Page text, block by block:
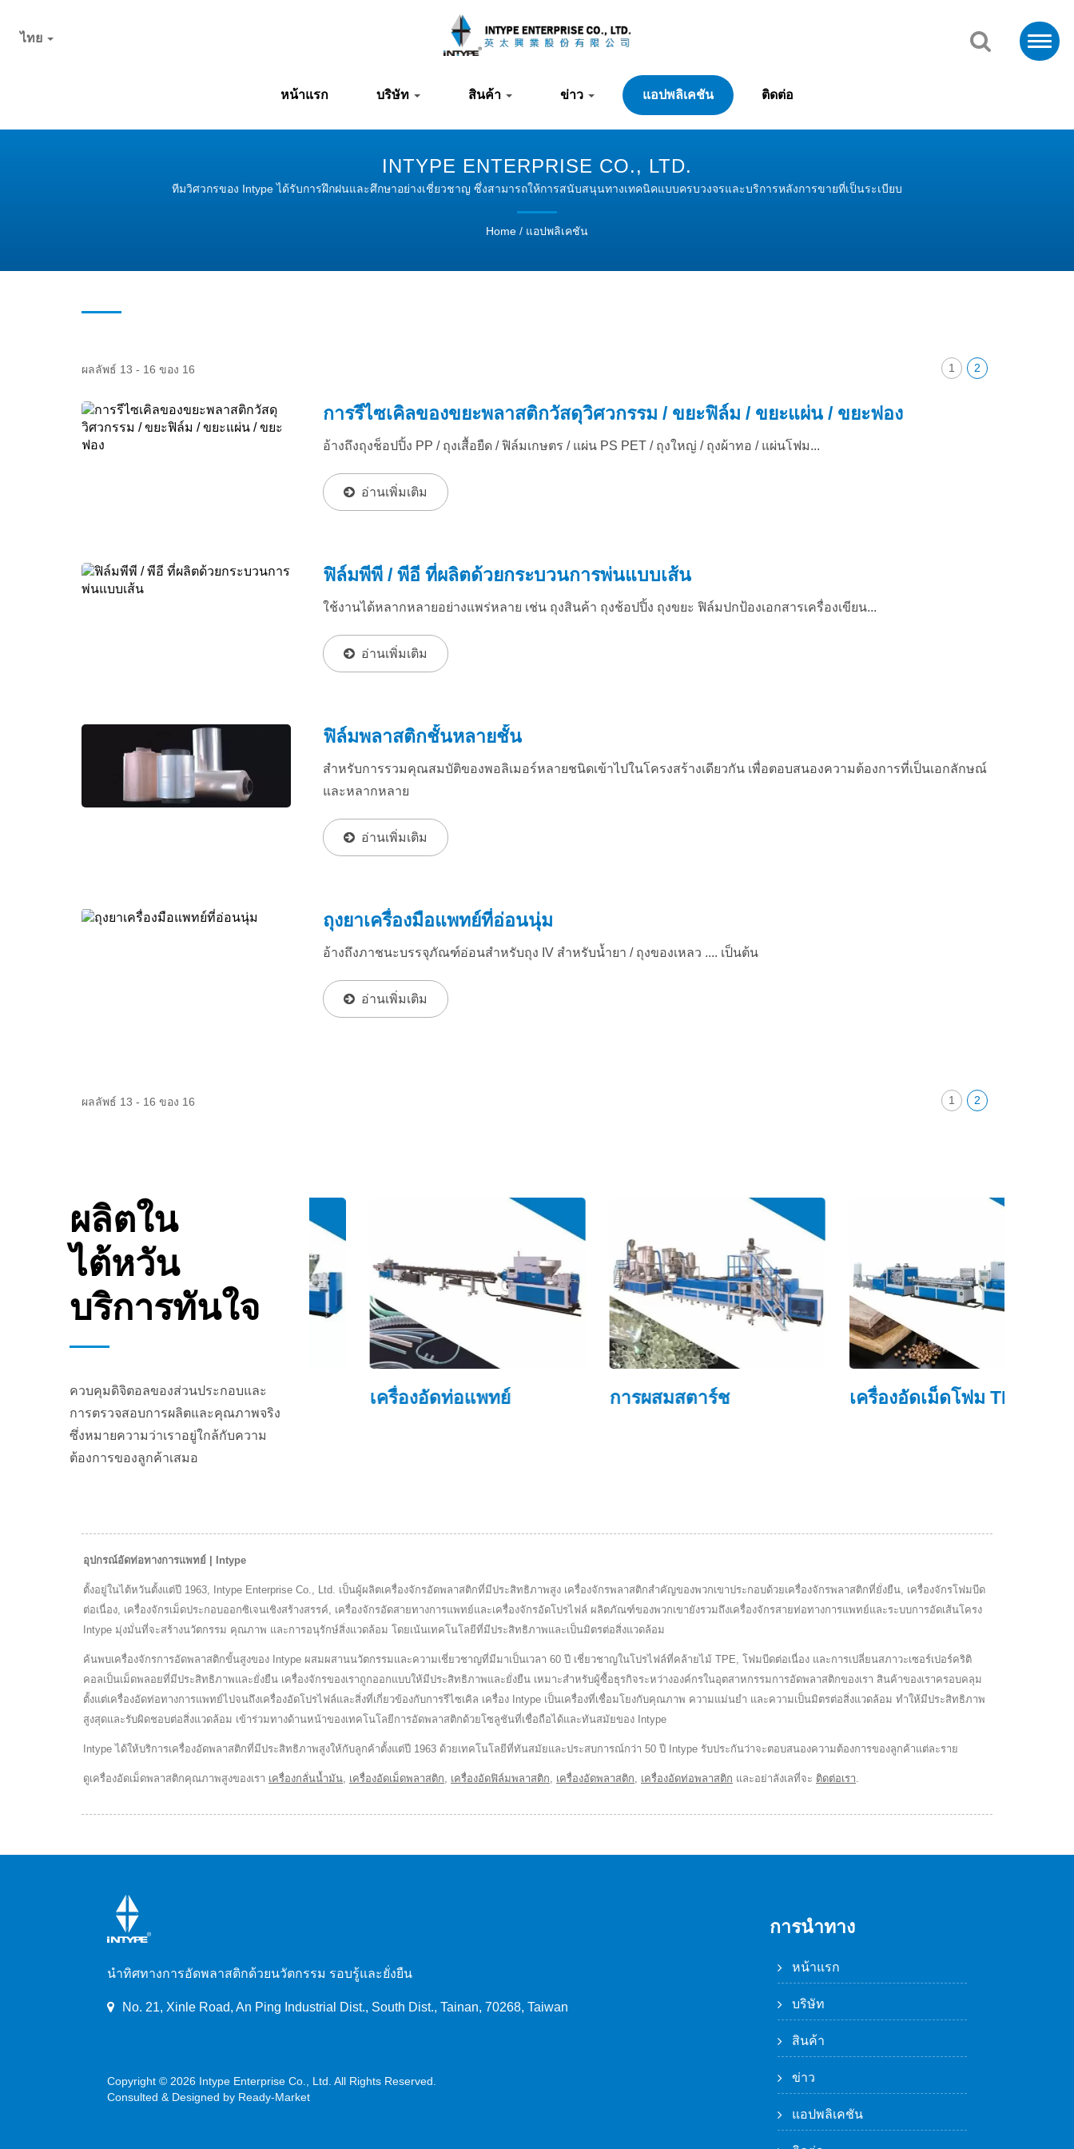
หน้าแรก บริษัท สินค้า ข่าว แอปพลิเคชัน ติดต่อ
ไทย
INTYPE ENTERPRISE CO., LTD.
ทีมวิศวกรของ Intype ได้รับการฝึกฝนและศึกษาอย่างเชี่ยวชาญ ซึ่งสามารถให้การสนับสนุนทางเทคนิคแบบครบวงจรและบริการหลังการขายที่เป็นระเบียบ
Home / แอปพลิเคชัน
ผลลัพธ์ 13 - 16 ของ 16 1 2
การรีไซเคิลของขยะพลาสติกวัสดุวิศวกรรม / ขยะฟิล์ม / ขยะแผ่น / ขยะฟอง
อ้างถึงถุงช็อปปิ้ง PP / ถุงเสื้อยืด / ฟิล์มเกษตร / แผ่น PS PET / ถุงใหญ่ / ถุงผ้าทอ / แผ่นโฟม...
อ่านเพิ่มเติม
ฟิล์มพีพี / พีอี ที่ผลิตด้วยกระบวนการพ่นแบบเส้น
ใช้งานได้หลากหลายอย่างแพร่หลาย เช่น ถุงสินค้า ถุงช้อปปิ้ง ถุงขยะ ฟิล์มปกป้องเอกสารเครื่องเขียน...
อ่านเพิ่มเติม
ฟิล์มพลาสติกชั้นหลายชั้น
สำหรับการรวมคุณสมบัติของพอลิเมอร์หลายชนิดเข้าไปในโครงสร้างเดียวกัน เพื่อตอบสนองความต้องการที่เป็นเอกลักษณ์
และหลากหลาย
อ่านเพิ่มเติม
ถุงยาเครื่องมือแพทย์ที่อ่อนนุ่ม
อ้างถึงภาชนะบรรจุภัณฑ์อ่อนสำหรับถุง IV สำหรับน้ำยา / ถุงของเหลว .... เป็นต้น
อ่านเพิ่มเติม
ผลลัพธ์ 13 - 16 ของ 16 1 2
ผลิตใน
ไต้หวัน
บริการทันใจ
ควบคุมดิจิตอลของส่วนประกอบและ
การตรวจสอบการผลิตและคุณภาพจริง
ซึ่งหมายความว่าเราอยู่ใกล้กับความ
ต้องการของลูกค้าเสมอ
โฟมบีดต่อเนื่อง เครื่องอัดท่อแพทย์ การผสมสตาร์ช เครื่องอัดเม็ดโฟม TPE
อุปกรณ์อัดท่อทางการแพทย์ | Intype
ตั้งอยู่ในไต้หวันตั้งแต่ปี 1963, Intype Enterprise Co., Ltd. เป็นผู้ผลิตเครื่องจักรอัดพลาสติกที่มีประสิทธิภาพสูง เครื่องจักรพลาสติกสำคัญของพวกเขาประกอบด้วยเครื่องจักรพลาสติกที่ยั่งยืน, เครื่องจักรโฟมบีด
ต่อเนื่อง, เครื่องจักรเม็ดประกอบออกซิเจนเชิงสร้างสรรค์, เครื่องจักรอัดสายทางการแพทย์และเครื่องจักรอัดโปรไฟล์ ผลิตภัณฑ์ของพวกเขายังรวมถึงเครื่องจักรสายท่อทางการแพทย์และระบบการอัดเส้นโครง
Intype มุ่งมั่นที่จะสร้างนวัตกรรม คุณภาพ และการอนุรักษ์สิ่งแวดล้อม โดยเน้นเทคโนโลยีที่มีประสิทธิภาพและเป็นมิตรต่อสิ่งแวดล้อม
ค้นพบเครื่องจักรการอัดพลาสติกขั้นสูงของ Intype ผสมผสานนวัตกรรมและความเชี่ยวชาญที่มีมาเป็นเวลา 60 ปี เชี่ยวชาญในโปรไฟล์ที่คล้ายไม้ TPE, โฟมบีดต่อเนื่อง และการเปลี่ยนสภาวะเซอร์เปอร์คริติ
คอลเป็นเม็ดพลอยที่มีประสิทธิภาพและยั่งยืน เครื่องจักรของเราถูกออกแบบให้มีประสิทธิภาพและยั่งยืน เหมาะสำหรับผู้ซื้อธุรกิจระหว่างองค์กรในอุตสาหกรรมการอัดพลาสติกของเรา สินค้าของเราครอบคลุม
ตั้งแต่เครื่องอัดท่อทางการแพทย์ไปจนถึงเครื่องอัดโปรไฟล์และสิ่งที่เกี่ยวข้องกับการรีไซเคิล เครื่อง Intype เป็นเครื่องที่เชื่อมโยงกับคุณภาพ ความแม่นยำ และความเป็นมิตรต่อสิ่งแวดล้อม ทำให้มีประสิทธิภาพ
สูงสุดและรับผิดชอบต่อสิ่งแวดล้อม เข้าร่วมทางด้านหน้าของเทคโนโลยีการอัดพลาสติกด้วยโซลูชันที่เชื่อถือได้และทันสมัยของ Intype
Intype ได้ให้บริการเครื่องอัดพลาสติกที่มีประสิทธิภาพสูงให้กับลูกค้าตั้งแต่ปี 1963 ด้วยเทคโนโลยีที่ทันสมัยและประสบการณ์กว่า 50 ปี Intype รับประกันว่าจะตอบสนองความต้องการของลูกค้าแต่ละราย
ดูเครื่องอัดเม็ดพลาสติกคุณภาพสูงของเรา เครื่องกลั่นน้ำมัน, เครื่องอัดเม็ดพลาสติก, เครื่องอัดฟิล์มพลาสติก, เครื่องอัดพลาสติก, เครื่องอัดท่อพลาสติก และอย่าลังเลที่จะ ติดต่อเรา.
นำทิศทางการอัดพลาสติกด้วยนวัตกรรม รอบรู้และยั่งยืน
No. 21, Xinle Road, An Ping Industrial Dist., South Dist., Tainan, 70268, Taiwan
Copyright © 2026 Intype Enterprise Co., Ltd. All Rights Reserved.
Consulted & Designed by Ready-Market
การนำทาง
หน้าแรก
บริษัท
สินค้า
ข่าว
แอปพลิเคชัน